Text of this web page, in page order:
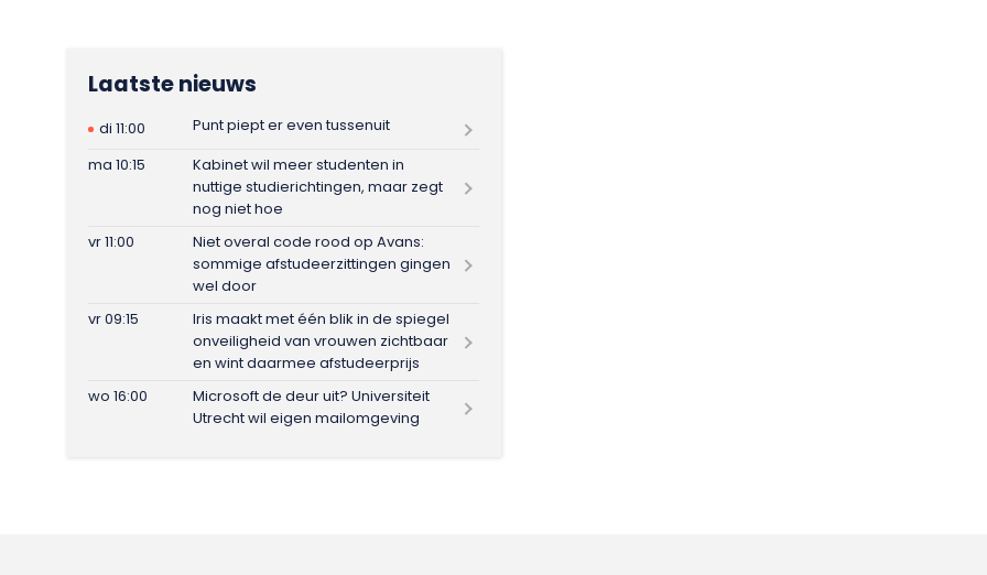
Laatste nieuws
di 11:00
Punt piept er even tussenuit
ma 10:15
Kabinet wil meer studenten in
nuttige studierichtingen, maar zegt
nog niet hoe
vr 11:00
Niet overal code rood op Avans:
sommige afstudeerzittingen gingen
wel door
vr 09:15
Iris maakt met één blik in de spiegel
onveiligheid van vrouwen zichtbaar
en wint daarmee afstudeerprijs
wo 16:00
Microsoft de deur uit? Universiteit
Utrecht wil eigen mailomgeving